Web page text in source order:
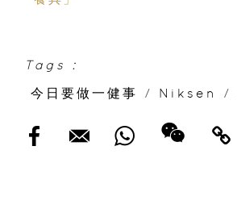
Tags :
今日要做一健事
/ Niksen /